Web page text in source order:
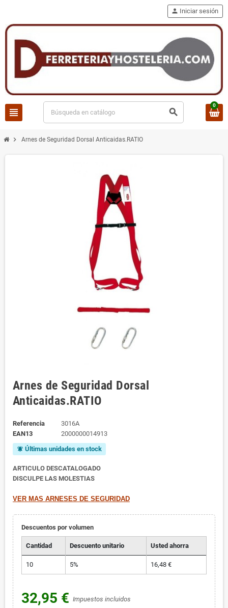
view_headline search
person Iniciar sesión
0
chevron_right Arnes de Seguridad Dorsal Anticaidas.RATIO
Arnes de Seguridad Dorsal
Anticaidas.RATIO
Referencia
3016A
EAN13
2000000014913
notifications_active Últimas unidades en stock
ARTICULO DESCATALOGADO
DISCULPE LAS MOLESTIAS
VER MAS ARNESES DE SEGURIDAD
Descuentos por volumen
Cantidad Descuento unitario Usted ahorra
10 5% 16,48 €
32,95 € Impuestos incluidos